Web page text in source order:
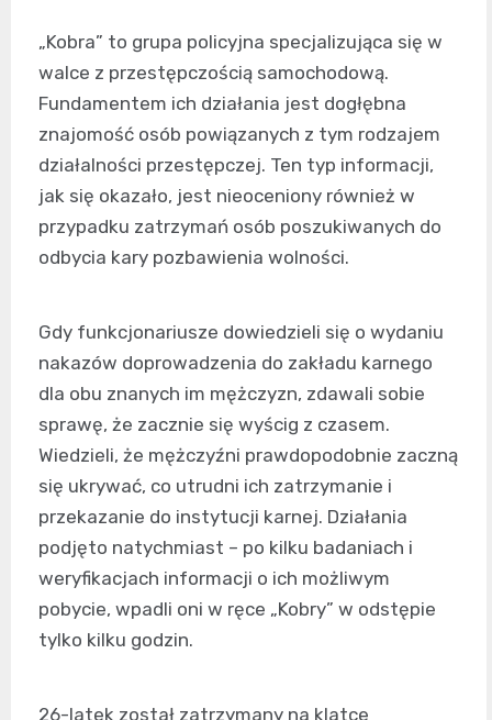
„Kobra” to grupa policyjna specjalizująca się w
walce z przestępczością samochodową.
Fundamentem ich działania jest dogłębna
znajomość osób powiązanych z tym rodzajem
działalności przestępczej. Ten typ informacji,
jak się okazało, jest nieoceniony również w
przypadku zatrzymań osób poszukiwanych do
odbycia kary pozbawienia wolności.
Gdy funkcjonariusze dowiedzieli się o wydaniu
nakazów doprowadzenia do zakładu karnego
dla obu znanych im mężczyzn, zdawali sobie
sprawę, że zacznie się wyścig z czasem.
Wiedzieli, że mężczyźni prawdopodobnie zaczną
się ukrywać, co utrudni ich zatrzymanie i
przekazanie do instytucji karnej. Działania
podjęto natychmiast – po kilku badaniach i
weryfikacjach informacji o ich możliwym
pobycie, wpadli oni w ręce „Kobry” w odstępie
tylko kilku godzin.
26-latek został zatrzymany na klatce